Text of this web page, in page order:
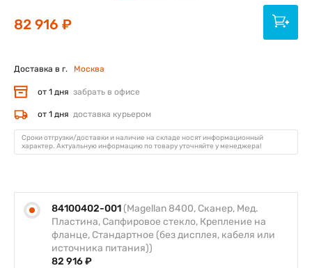
84100402-001 (Magellan 8400, Сканер, Мед.
Пластина, Сапфировое стекло, Крепление на
фланце, Стандартное (без дисплея, кабеля или
источника питания))
82 916 ₽
82 916 ₽
Доставка в г. Москва
от 1 дня забрать в офисе
от 1 дня доставка курьером
Сроки отгрузки/доставки и наличие на складе носят информационный
характер. Актуальную информацию по товару уточняйте у менеджера!